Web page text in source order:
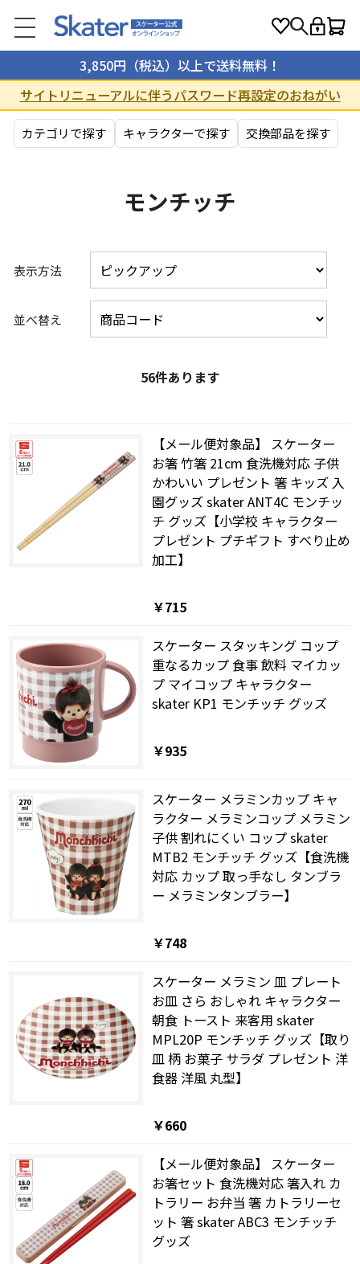
3,850円（税込）以上で送料無料！
サイトリニューアルに伴うパスワード再設定のおねがい
カテゴリで探す キャラクターで探す 交換部品を探す
モンチッチ
表示方法
並べ替え
56件あります
【メール便対象品】 スケーター
お箸 竹箸 21cm 食洗機対応 子供
かわいい プレゼント 箸 キッズ 入
園グッズ skater ANT4C モンチッ
チ グッズ【小学校 キャラクター
プレゼント プチギフト すべり止め
加工】
￥715
スケーター スタッキング コップ
重なるカップ 食事 飲料 マイカッ
プ マイコップ キャラクター
skater KP1 モンチッチ グッズ
￥935
スケーター メラミンカップ キャ
ラクター メラミンコップ メラミン
子供 割れにくい コップ skater
MTB2 モンチッチ グッズ【食洗機
対応 カップ 取っ手なし タンブラ
ー メラミンタンブラー】
￥748
スケーター メラミン 皿 プレート
お皿 さら おしゃれ キャラクター
朝食 トースト 来客用 skater
MPL20P モンチッチ グッズ【取り
皿 柄 お菓子 サラダ プレゼント 洋
食器 洋風 丸型】
￥660
【メール便対象品】 スケーター
お箸セット 食洗機対応 箸入れ カ
トラリー お弁当 箸 カトラリーセ
ット 箸 skater ABC3 モンチッチ
グッズ